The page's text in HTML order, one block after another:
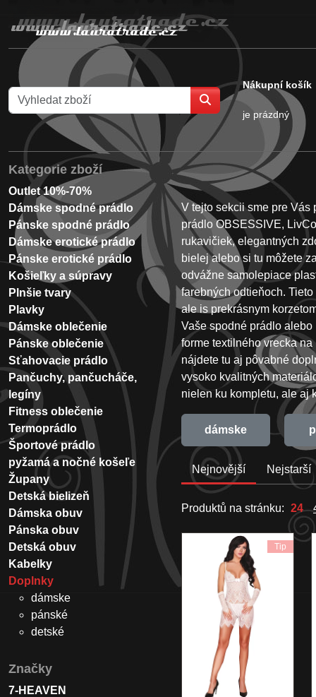
Nákupní košík
je prázdný
V tejto sekcii sme pre
prádlo OBSESSIVE,
rukavičiek, elegantných
bielej alebo si tu môžete
odvážne samolepiace
farebných odtieňoch.
ale is prekrásnym
Vaše spodné prádlo
forme textilného vrecka
nájdete tu aj pôvabné
vysoko kvalitných
nielen ku kompletu, ale aj
dámske
Nejnovější Nejstarší
Produktů na stránku: 24
Tip
Kategorie zboží
Outlet 10%-70%
Dámske spodné prádlo
Pánske spodné prádlo
Dámske erotické prádlo
Pánske erotické prádlo
Košieľky a súpravy
Plnšie tvary
Plavky
Dámske oblečenie
Pánske oblečenie
Sťahovacie prádlo
Pančuchy, pančucháče,
legíny
Fitness oblečenie
Termoprádlo
Športové prádlo
pyžamá a nočné košeľe
Župany
Detská bielizeň
Dámska obuv
Pánska obuv
Detská obuv
Kabelky
Doplnky
dámske
pánské
detské
Značky
7-HEAVEN